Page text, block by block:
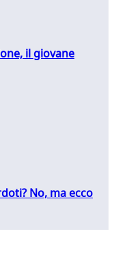
il giovane
No, ma ecco